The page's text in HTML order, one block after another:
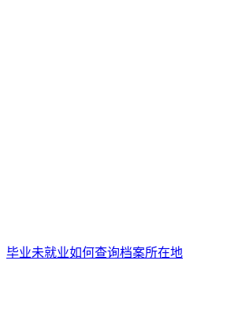
毕业未就业如何查询档案所在地